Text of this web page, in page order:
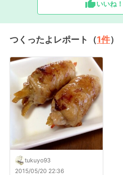
いいね！
つくったよレポート（1件）
tukuyo93
2015/05/20 22:36